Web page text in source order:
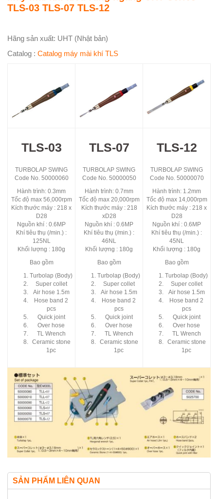
TLS-03 TLS-07 TLS-12
Hãng sản xuất: UHT (Nhật bản)
Catalog : Catalog máy mài khí TLS
TLS-03
TURBOLAP SWING
Code No. 50000060
Hành trình: 0.3mm
Tốc độ max 56,000rpm
Kích thước máy : 218 x
D28
Nguồn khí : 0.6MP
Khí tiêu thụ (/min.) :
125NL
Khối lượng : 180g
Bao gồm
Turbolap (Body)
Super collet
Air hose 1.5m
Hose band 2
pcs
Quick joint
Over hose
TL Wrench
Ceramic stone
1pc
TLS-07
TURBOLAP SWING
Code No. 50000050
Hành trình: 0.7mm
Tốc độ max 20,000rpm
Kích thước máy : 218
xD28
Nguồn khí : 0.6MP
Khí tiêu thụ (/min.) :
46NL
Khối lượng : 180g
Bao gồm
Turbolap (Body)
Super collet
Air hose 1.5m
Hose band 2
pcs
Quick joint
Over hose
TL Wrench
Ceramic stone
1pc
TLS-12
TURBOLAP SWING
Code No. 50000070
Hành trình: 1.2mm
Tốc độ max 14,000rpm
Kích thước máy : 218 x
D28
Nguồn khí : 0.6MP
Khí tiêu thụ (/min.) :
45NL
Khối lượng : 180g
Bao gồm
Turbolap (Body)
Super collet
Air hose 1.5m
Hose band 2
pcs
Quick joint
Over hose
TL Wrench
Ceramic stone
1pc
SẢN PHẨM LIÊN QUAN